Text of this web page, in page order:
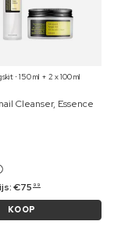
⋅ 150 ml + 2 x 100 ml
Cleanser, Essence
€75 99
KOOP